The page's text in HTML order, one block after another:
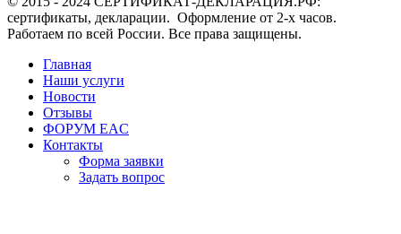
сертификаты, декларации. Оформление от 2-х часов.
Работаем по всей России. Все права защищены.
Главная
Наши услуги
Новости
Отзывы
ФОРУМ EAC
Контакты
Форма заявки
Задать вопрос